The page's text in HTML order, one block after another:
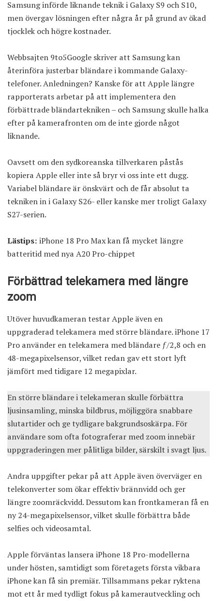
Samsung införde liknande teknik i Galaxy S9 och S10,
men övergav lösningen efter några år på grund av ökad
tjocklek och högre kostnader.
Webbsajten 9to5Google skriver att Samsung kan
återinföra justerbar bländare i kommande Galaxy-
telefoner. Anledningen? Kanske för att Apple längre
rapporterats arbetar på att implementera den
förbättrade bländartekniken – och Samsung skulle halka
efter på kamerafronten om de inte gjorde något
liknande.
Oavsett om den sydkoreanska tillverkaren påstås
kopiera Apple eller inte så bryr vi oss inte ett dugg.
Variabel bländare är önskvärt och de får absolut ta
tekniken in i Galaxy S26- eller kanske mer troligt Galaxy
S27-serien.
Lästips: iPhone 18 Pro Max kan få mycket längre
batteritid med nya A20 Pro-chippet
Förbättrad telekamera med längre
zoom
Utöver huvudkameran testar Apple även en
uppgraderad telekamera med större bländare. iPhone 17
Pro använder en telekamera med bländare ƒ/2,8 och en
48-megapixelsensor, vilket redan gav ett stort lyft
jämfört med tidigare 12 megapixlar.
En större bländare i telekameran skulle förbättra
ljusinsamling, minska bildbrus, möjliggöra snabbare
slutartider och ge tydligare bakgrundsoskärpa. För
användare som ofta fotograferar med zoom innebär
uppgraderingen mer pålitliga bilder, särskilt i svagt ljus.
Andra uppgifter pekar på att Apple även överväger en
telekonverter som ökar effektiv brännvidd och ger
längre zoomräckvidd. Dessutom kan frontkameran få en
ny 24-megapixelsensor, vilket skulle förbättra både
selfies och videosamtal.
Apple förväntas lansera iPhone 18 Pro-modellerna
under hösten, samtidigt som företagets första vikbara
iPhone kan få sin premiär. Tillsammans pekar ryktena
mot ett år med tydligt fokus på kamerautveckling och